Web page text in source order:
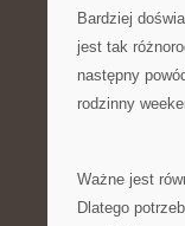
Bardziej
jest tak
następny
rodzinny
Ważne jest
Dlatego